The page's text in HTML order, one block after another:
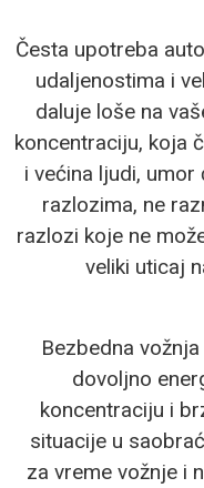
Česta upotreba
udaljenostima i
daluje loše na
koncentraciju, koja
i većina ljudi,
razlozima, ne
razlozi koje ne
veliki uticaj
Bezbedna
dovoljno
koncentraciju i
situacije u
za vreme vožnje i